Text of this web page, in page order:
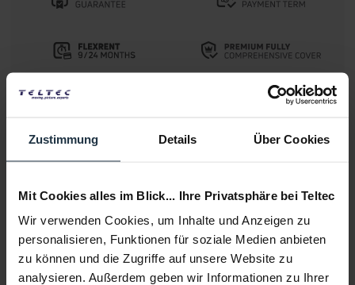
Zustimmung Details Über Cookies
Mit Cookies alles im Blick... Ihre Privatsphäre bei Teltec
Wir verwenden Cookies, um Inhalte und Anzeigen zu
personalisieren, Funktionen für soziale Medien anbieten
zu können und die Zugriffe auf unsere Website zu
analysieren. Außerdem geben wir Informationen zu Ihrer
Delivery time:
Alternatives in stock Add to wishlist
Description
Vinten 3465-3S Vision 250 Black Schwenk-/Neigekopf mit
100/150 mm Halbkugel Der in seiner...